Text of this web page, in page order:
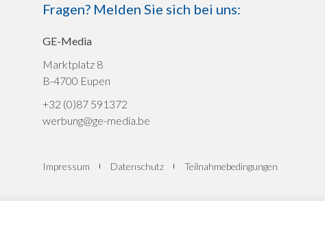
Fragen? Melden Sie sich bei uns:
GE-Media
Marktplatz 8
B-4700 Eupen
+32 (0)87 591372
werbung@ge-media.be
Impressum Datenschutz Teilnahmebedingungen